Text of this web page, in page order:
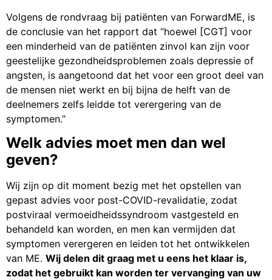
Volgens de rondvraag bij patiënten van ForwardME, is
de conclusie van het rapport dat “hoewel [CGT] voor
een minderheid van de patiënten zinvol kan zijn voor
geestelijke gezondheidsproblemen zoals depressie of
angsten, is aangetoond dat het voor een groot deel van
de mensen niet werkt en bij bijna de helft van de
deelnemers zelfs leidde tot verergering van de
symptomen.”
Welk advies moet men dan wel
geven?
Wij zijn op dit moment bezig met het opstellen van
gepast advies voor post-COVID-revalidatie, zodat
postviraal vermoeidheidssyndroom vastgesteld en
behandeld kan worden, en men kan vermijden dat
symptomen verergeren en leiden tot het ontwikkelen
van ME. Wij delen dit graag met u eens het klaar is,
zodat het gebruikt kan worden ter vervanging van uw